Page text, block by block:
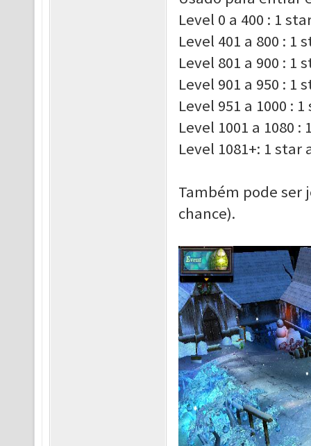
Level 0 a 400 : 1
Level 401 a 800 : 1
Level 801 a 900 : 1
Level 901 a 950 : 1
Level 951 a 1000 :
Level 1001 a 1080
Level 1081+: 1
Também pode ser
chance).